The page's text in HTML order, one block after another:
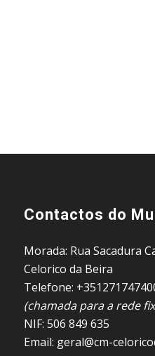
Contactos do
Morada: Rua Sacadura
Celorico da Beira
Telefone:
(chamada para a rede
NIF: 506 849 635
Email: geral@cm-